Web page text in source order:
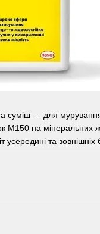
суміш — для мурування
М150 на мінеральних
та зовнішніх